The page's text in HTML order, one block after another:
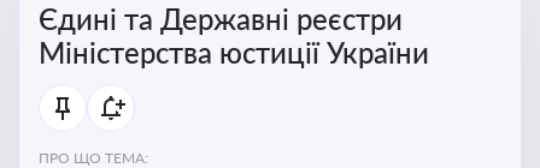
Єдині та Державні реєстри
Міністерства юстиції України
ПРО ЩО ТЕМА: